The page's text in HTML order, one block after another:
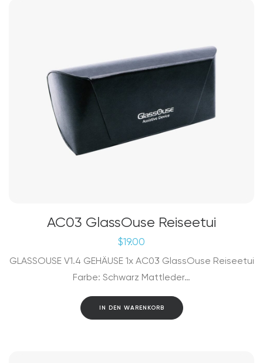
AC03 GlassOuse Reiseetui
$19.00
GLASSOUSE V1.4 GEHÄUSE 1x AC03 GlassOuse Reiseetui
Farbe: Schwarz Mattleder…
IN DEN WARENKORB